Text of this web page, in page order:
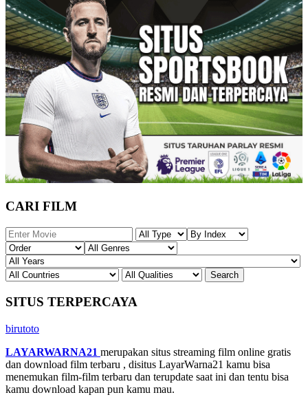
CARI FILM
SITUS TERPERCAYA
birutoto
LAYARWARNA21 merupakan situs streaming film online gratis
dan download film terbaru , disitus LayarWarna21 kamu bisa
menemukan film-film terbaru dan terupdate saat ini dan tentu bisa
kamu download kapan pun kamu mau.